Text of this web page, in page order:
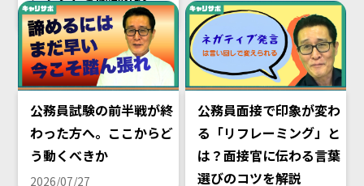
2026/08/02
公務員試験の前半戦が終
わった方へ。ここからど
う動くべきか
2026/07/27
公務員面接で印象が変わ
る「リフレーミング」と
は？面接官に伝わる言葉
選びのコツを解説